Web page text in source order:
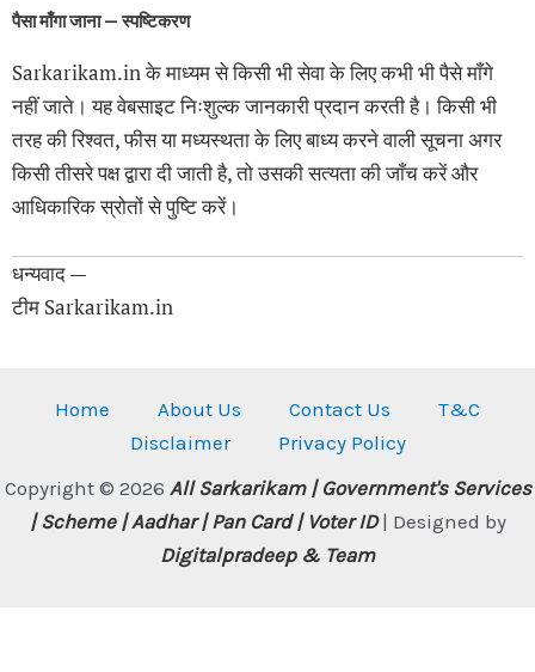
पैसा माँगा जाना — स्पष्टिकरण
Sarkarikam.in के माध्यम से किसी भी सेवा के लिए कभी भी पैसे माँगे
नहीं जाते। यह वेबसाइट निःशुल्क जानकारी प्रदान करती है। किसी भी
तरह की रिश्वत, फीस या मध्यस्थता के लिए बाध्य करने वाली सूचना अगर
किसी तीसरे पक्ष द्वारा दी जाती है, तो उसकी सत्यता की जाँच करें और
आधिकारिक स्रोतों से पुष्टि करें।
धन्यवाद —
टीम Sarkarikam.in
Home About Us Contact Us
T&C
Disclaimer
Privacy Policy
Copyright © 2026 All Sarkarikam | Government's Services
| Scheme | Aadhar | Pan Card | Voter ID| Designed by
Digitalpradeep& Team